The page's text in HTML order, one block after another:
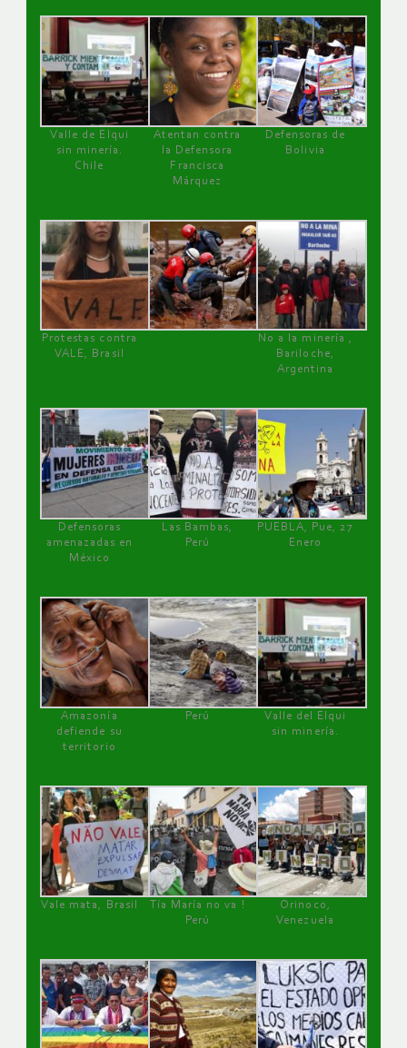
Valle de Elqui
sin minería.
Chile
Atentan contra
la Defensora
Francisca
Márquez
Defensoras de
Bolivia
Protestas contra
VALE, Brasil
No a la minería ,
Bariloche,
Argentina
Defensoras
amenazadas en
México
Las Bambas,
Perú
PUEBLA, Pue, 27
Enero
Amazonía
defiende su
territorio
Perú
Valle del Elqui
sin minería.
Vale mata, Brasil
Tía María no va !
Perú
Orinoco,
Venezuela